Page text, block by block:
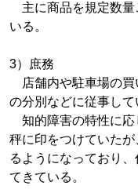
主に商品を規定数量
いる。
3）庶務
店舗内や駐車場の買
の分別などに従事して
知的障害の特性に応
秤に印をつけていた
るようになっており
てきている。